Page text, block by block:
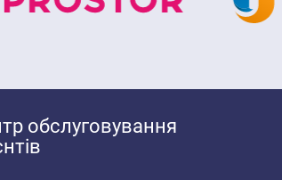
обслуговування